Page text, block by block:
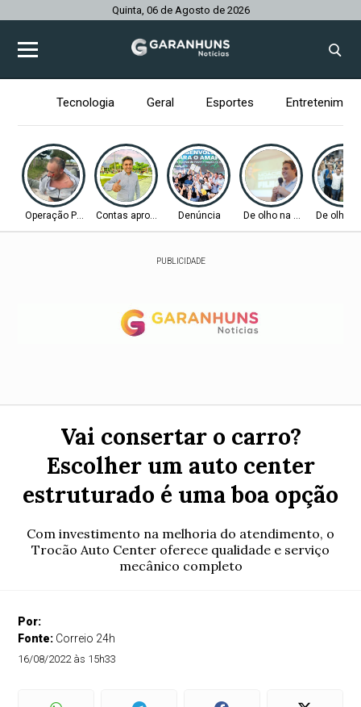
Quinta, 06 de Agosto de 2026
Tecnologia Geral Esportes
Operação PolicialContas aprovadas Denúncia De olho na AlepeDe olho
PUBLICIDADE
Vai consertar o carro?
Escolher um auto center
estruturado é uma boa opção
Com investimento na melhoria do atendimento, o
Trocão Auto Center oferece qualidade e serviço
mecânico completo
Por:
Fonte: Correio 24h
16/08/2022 às 15h33